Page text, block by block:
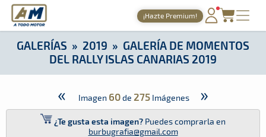
A Todo Motor · Revista del motor desde 1999
¡Hazte Premium!
PORTADA
TIEMPOS ONLINE
AGENDA
A Todo Motor Galería de Momentos del
GALERÍAS » 2019 » GALERÍA DE MOMENTOS
DEL RALLY ISLAS CANARIAS 2019
« Imagen 60de 275 Imágenes »
¿Te gusta esta imagen? Puedes comprarla en
burbugrafia@gmail.com